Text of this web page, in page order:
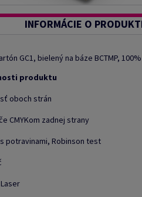
INFORMÁCIE O
GC1, bielený na báze BCTMP,
produktu
oboch strán
CMYKom zadnej strany
potravinami, Robinson test